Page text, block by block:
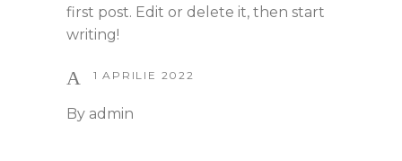
first post. Edit or delete it, then start
writing!
1 APRILIE 2022
By admin